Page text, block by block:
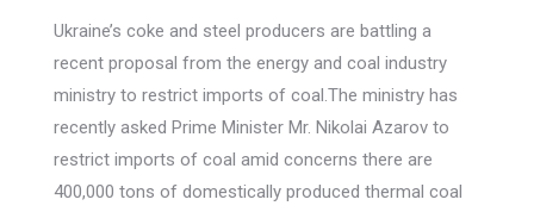
Ukraine’s coke and steel producers are battling a
recent proposal from the energy and coal industry
ministry to restrict imports of coal.The ministry has
recently asked Prime Minister Mr. Nikolai Azarov to
restrict imports of coal amid concerns there are
400,000 tons of domestically produced thermal coal